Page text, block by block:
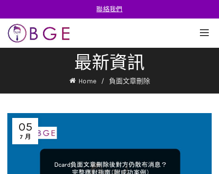
聯絡我們
最新資訊
Home 負面文章刪除
05
7 月